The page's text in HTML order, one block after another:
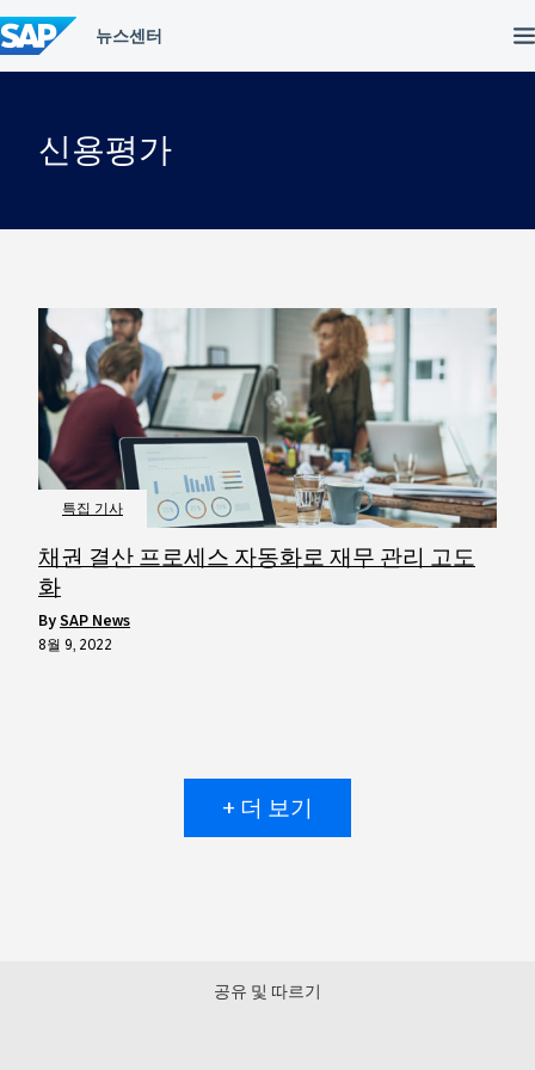
텐
츠
건
신용평가
특집 기사
채권 결산 프로세스 자동화로 재무 관리 고도
화
by SAP News
8월 9, 2022
+ 더 보기
공유 및 따르기